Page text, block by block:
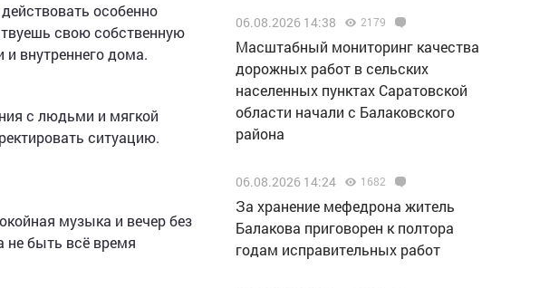
особенно
свою собственную
внутреннего дома.
с людьми и мягкой
ситуацию.
музыка и вечер без
не быть всё время
06.08.2026 14:38 2179
Масштабный мониторинг качества
дорожных работ в сельских
населенных пунктах Саратовской
области начали с Балаковского
района
06.08.2026 14:24 1682
За хранение мефедрона житель
Балакова приговорен к полтора
годам исправительных работ